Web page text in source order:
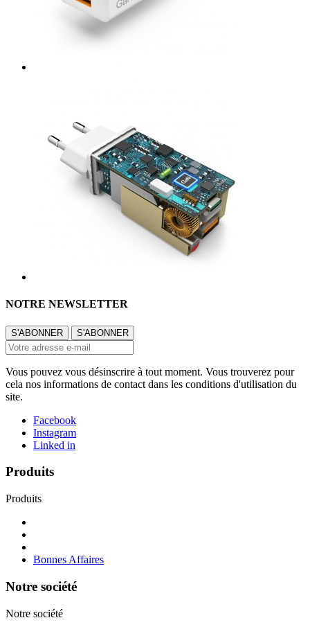
NOTRE NEWSLETTER
Vous pouvez vous désinscrire à tout moment. Vous trouverez pour
cela nos informations de contact dans les conditions d'utilisation du
site.
Facebook
Instagram
Linked in
Produits
Produits
Bonnes Affaires
Notre société
Notre société